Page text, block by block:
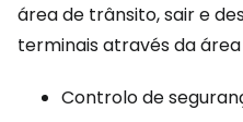
área de trânsito, sair e
terminais através da
Controlo de